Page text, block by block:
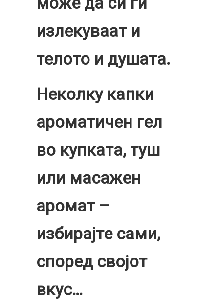
излекуваат и
телото и душата.
Неколку капки
ароматичен гел
во купката, туш
или масажен
аромат –
избирајте сами,
според својот
вкус…